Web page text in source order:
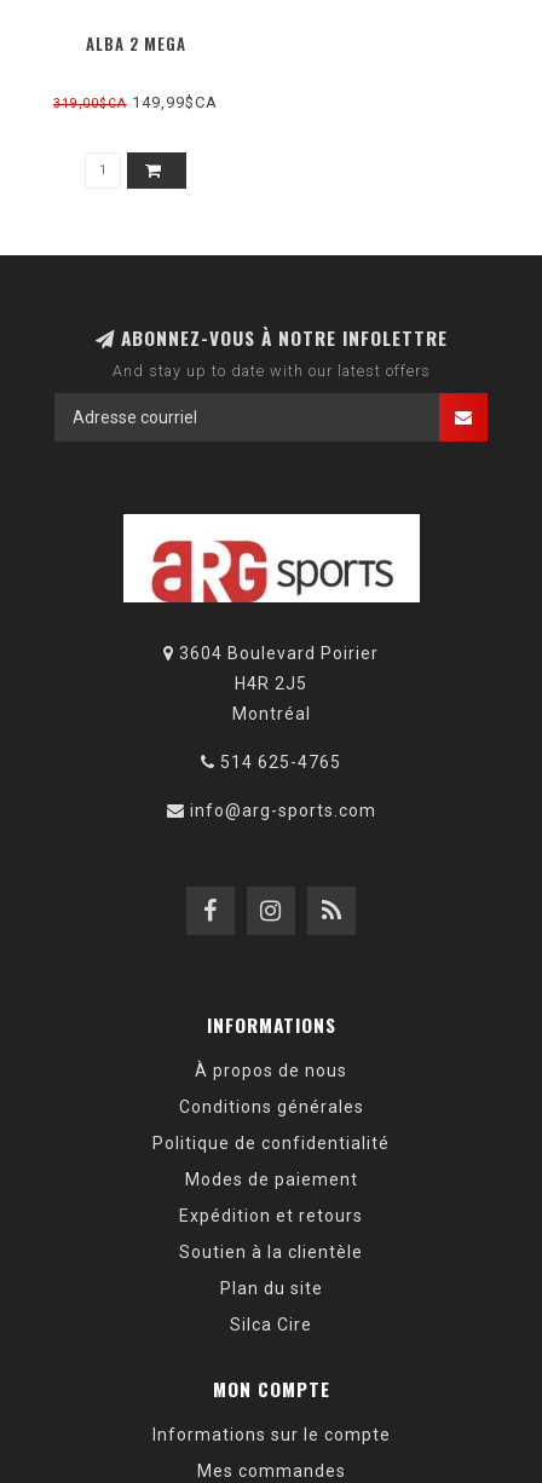
ALBA 2 MEGA
319,00$CA 149,99$CA
ABONNEZ-VOUS À NOTRE INFOLETTRE
And stay up to date with our latest offers
3604 Boulevard Poirier
H4R 2J5
Montréal
514 625-4765
info@arg-sports.com
INFORMATIONS
À propos de nous
Conditions générales
Politique de confidentialité
Modes de paiement
Expédition et retours
Soutien à la clientèle
Plan du site
Silca Cire
MON COMPTE
Informations sur le compte
Mes commandes